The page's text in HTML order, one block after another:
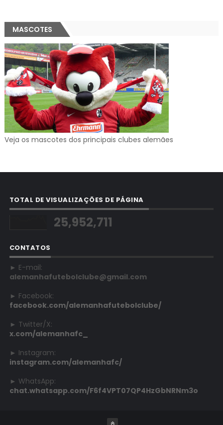
MASCOTES
Veja os mascotes dos principais clubes alemães
TOTAL DE VISUALIZAÇÕES DE PÁGINA
25,952,711
CONTATOS
► E-mail:
alemanhafutebolclube@gmail.com
► Facebook:
facebook.com/alemanhafutebolclube/
► Twitter/X:
x.com/alemanhafc_
► Instagram:
instagram.com/alemanhafc/
► WhatsApp:
chat.whatsapp.com/F6f4VPT07QP4HzGbNRNm3o